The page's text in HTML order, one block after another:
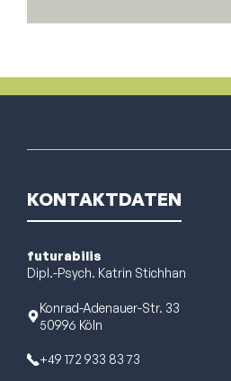
KONTAKTDATEN
futurabilis
Dipl.-Psych. Katrin Stichhan
Konrad-Adenauer-Str. 33
50996 Köln
+49 172 933 83 73